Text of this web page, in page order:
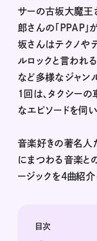
サーの古坂大魔王
郎さんの「PPAP
坂さんはテクノや
ルロックと言われ
など多様なジャン
1回は、タクシー
なエピソードを伺い
音楽好きの著名人
にまつわる音楽と
ージックを4曲紹介
目次